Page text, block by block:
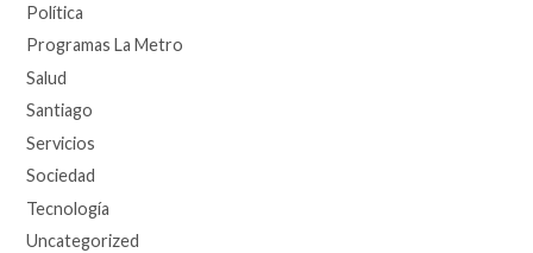
Política
Programas La Metro
Salud
Santiago
Servicios
Sociedad
Tecnología
Uncategorized